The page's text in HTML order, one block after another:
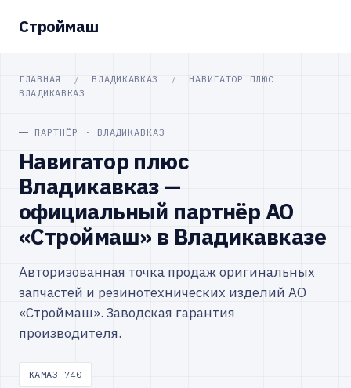
Строймаш
ГЛАВНАЯ / ВЛАДИКАВКАЗ /
НАВИГАТОР ПЛЮС
ВЛАДИКАВКАЗ
ПАРТНЁР · ВЛАДИКАВКАЗ
Навигатор плюс
Владикавказ —
официальный партнёр АО
«Строймаш» в Владикавказе
Авторизованная точка продаж оригинальных
запчастей и резинотехнических изделий АО
«Строймаш». Заводская гарантия
производителя.
КАМАЗ 740